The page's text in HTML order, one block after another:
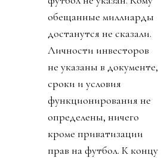
обещанные миллиарды
достанутся не сказали.
Личности инвесторов
не указаны в документе,
сроки и условия
функционирования не
определены, ничего
кроме приватизации
прав на футбол. К концу